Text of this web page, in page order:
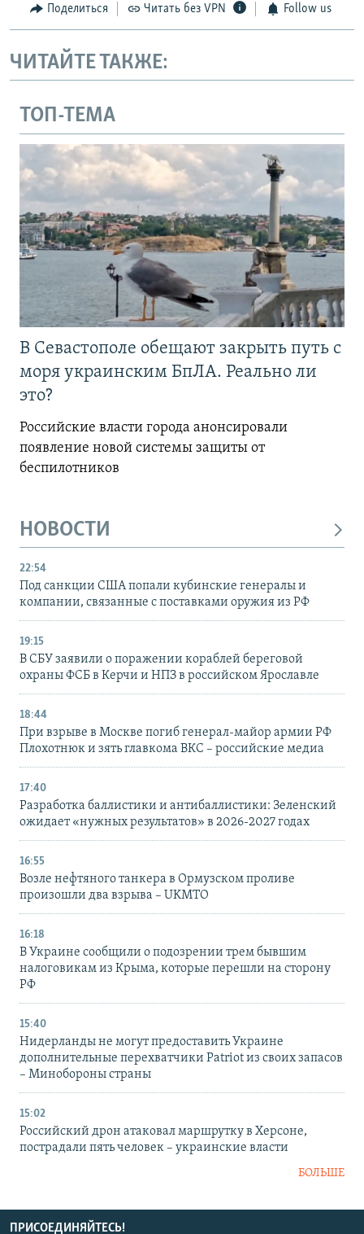
Поделиться Читать без VPN Follow us
ЧИТАЙТЕ ТАКЖЕ:
ТОП-ТЕМА
В Севастополе обещают закрыть путь с
моря украинским БпЛА. Реально ли
это?
Российские власти города анонсировали
появление новой системы защиты от
беспилотников
НОВОСТИ
22:54
Под санкции США попали кубинские генералы и
компании, связанные с поставками оружия из РФ
19:15
В СБУ заявили о поражении кораблей береговой
охраны ФСБ в Керчи и НПЗ в российском Ярославле
18:44
При взрыве в Москве погиб генерал-майор армии РФ
Плохотнюк и зять главкома ВКС – российские медиа
17:40
Разработка баллистики и антибаллистики: Зеленский
ожидает «нужных результатов» в 2026-2027 годах
16:55
Возле нефтяного танкера в Ормузском проливе
произошли два взрыва – UKMTO
16:18
В Украине сообщили о подозрении трем бывшим
налоговикам из Крыма, которые перешли на сторону
РФ
15:40
Нидерланды не могут предоставить Украине
дополнительные перехватчики Patriot из своих запасов
– Минобороны страны
15:02
Российский дрон атаковал маршрутку в Херсоне,
пострадали пять человек – украинские власти
БОЛЬШЕ
ПРИСОЕДИНЯЙТЕСЬ!